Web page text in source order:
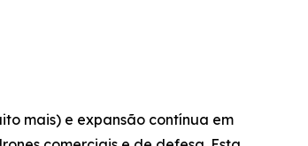
mais) e expansão contínua em